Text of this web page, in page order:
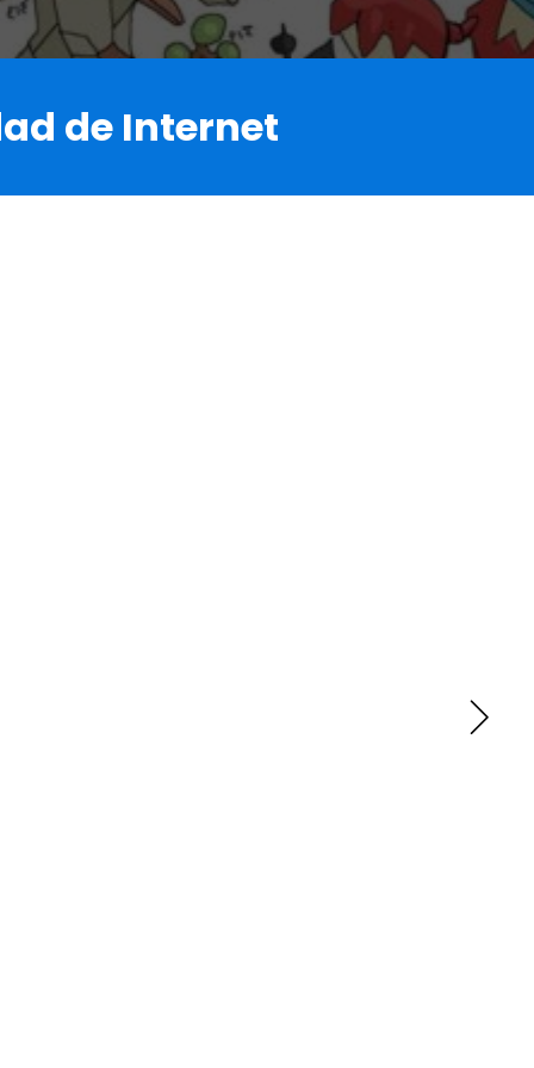
de Internet